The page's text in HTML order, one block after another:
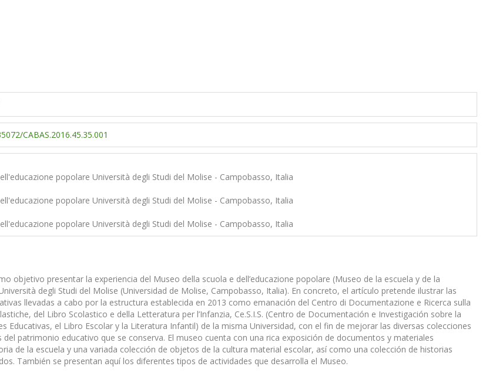
CABAS.2016.45.35.001
popolare Università degli Studi del Molise - Campobasso, Italia
popolare Università degli Studi del Molise - Campobasso, Italia
popolare Università degli Studi del Molise - Campobasso, Italia
objetivo presentar la experiencia del Museo della scuola e dell’educazione popolare (Museo de la escuela y de la
degli Studi del Molise (Universidad de Molise, Campobasso, Italia). En concreto, el artículo pretende ilustrar las
llevadas a cabo por la estructura establecida en 2013 como emanación del Centro di Documentazione e Ricerca sulla
del Libro Scolastico e della Letteratura per l’Infanzia, Ce.S.I.S. (Centro de Documentación e Investigación sobre la
Educativas, el Libro Escolar y la Literatura Infantil) de la misma Universidad, con el fin de mejorar las diversas colecciones
del patrimonio educativo que se conserva. El museo cuenta con una rica exposición de documentos y materiales
de la escuela y una variada colección de objetos de la cultura material escolar, así como una colección de historias
También se presentan aquí los diferentes tipos de actividades que desarrolla el Museo.